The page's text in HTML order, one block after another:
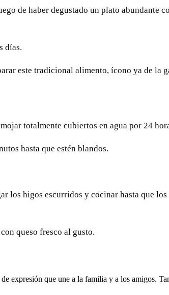
de haber degustado un plato abundante
días.
este tradicional alimento, ícono ya de la
totalmente cubiertos en agua por 24
hasta que estén blandos.
los higos escurridos y cocinar hasta que
queso fresco al gusto.
expresión que une a la familia y a los amigos.